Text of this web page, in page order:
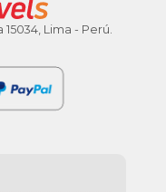
15034, Lima - Perú.